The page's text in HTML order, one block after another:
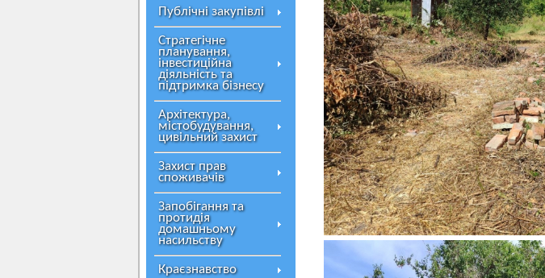
Публічні закупівлі
Стратегічне
планування,
інвестиційна
діяльність та
підтримка бізнесу
Архітектура,
містобудування,
цивільний захист
Захист прав
споживачів
Запобігання та
протидія
домашньому
насильству
Краєзнавство